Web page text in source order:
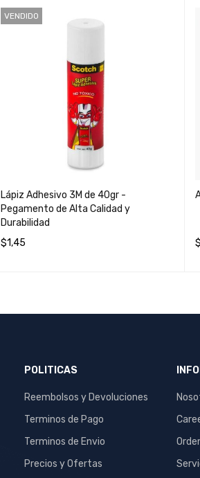
VENDIDO
Lápiz Adhesivo 3M de 40gr -
Pegamento de Alta Calidad y
Durabilidad
$1,45 $
POLITICAS
Reembolsos y Devoluciones
Terminos de Pago
Terminos de Envio
Precios y Ofertas